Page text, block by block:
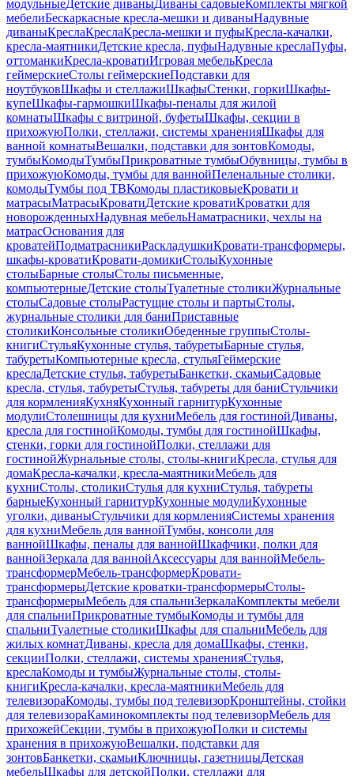
модульныеДетские диваныДиваны садовыеКомплекты мягкой
мебелиБескаркасные кресла-мешки и диваныНадувные
диваныКреслаКреслаКресла-мешки и пуфыКресла-качалки,
кресла-маятникиДетские кресла, пуфыНадувные креслаПуфы,
оттоманкиКресла-кроватиИгровая мебельКресла
геймерскиеСтолы геймерскиеПодставки для
ноутбуковШкафы и стеллажиШкафыСтенки, горкиШкафы-
купеШкафы-гармошкиШкафы-пеналы для жилой
комнатыШкафы с витриной, буфетыШкафы, секции в
прихожуюПолки, стеллажи, системы храненияШкафы для
ванной комнатыВешалки, подставки для зонтовКомоды,
тумбыКомодыТумбыПрикроватные тумбыОбувницы, тумбы в
прихожуюКомоды, тумбы для ваннойПеленальные столики,
комодыТумбы под ТВКомоды пластиковыеКровати и
матрасыМатрасыКроватиДетские кроватиКроватки для
новорожденныхНадувная мебельНаматрасники, чехлы на
матрасОснования для
кроватейПодматрасникиРаскладушкиКровати-трансформеры,
шкафы-кроватиКровати-домикиСтолыКухонные
столыБарные столыСтолы письменные,
компьютерныеДетские столыТуалетные столикиЖурнальные
столыСадовые столыРастущие столы и партыСтолы,
журнальные столики для баниПриставные
столикиКонсольные столикиОбеденные группыСтолы-
книгиСтульяКухонные стулья, табуретыБарные стулья,
табуретыКомпьютерные кресла, стульяГеймерские
креслаДетские стулья, табуретыБанкетки, скамьиСадовые
кресла, стулья, табуретыСтулья, табуреты для баниСтульчики
для кормленияКухняКухонный гарнитурКухонные
модулиСтолешницы для кухниМебель для гостинойДиваны,
кресла для гостинойКомоды, тумбы для гостинойШкафы,
стенки, горки для гостинойПолки, стеллажи для
гостинойЖурнальные столы, столы-книгиКресла, стулья для
домаКресла-качалки, кресла-маятникиМебель для
кухниСтолы, столикиСтулья для кухниСтулья, табуреты
барныеКухонный гарнитурКухонные модулиКухонные
уголки, диваныСтульчики для кормленияСистемы хранения
для кухниМебель для ваннойТумбы, консоли для
ваннойШкафы, пеналы для ваннойШкафчики, полки для
ваннойЗеркала для ваннойАксессуары для ваннойМебель-
трансформерМебель-трансформерКровати-
трансформерыДетские кроватки-трансформерыСтолы-
трансформерыМебель для спальниЗеркалаКомплекты мебели
для спальниПрикроватные тумбыКомоды и тумбы для
спальниТуалетные столикиШкафы для спальниМебель для
жилых комнатДиваны, кресла для домаШкафы, стенки,
секцииПолки, стеллажи, системы храненияСтулья,
креслаКомоды и тумбыЖурнальные столы, столы-
книгиКресла-качалки, кресла-маятникиМебель для
телевизораКомоды, тумбы под телевизорКронштейны, стойки
для телевизораКаминокомплекты под телевизорМебель для
прихожейСекции, тумбы в прихожуюПолки и системы
хранения в прихожуюВешалки, подставки для
зонтовБанкетки, скамьиКлючницы, газетницыДетская
мебельШкафы для детскойПолки, стеллажи для